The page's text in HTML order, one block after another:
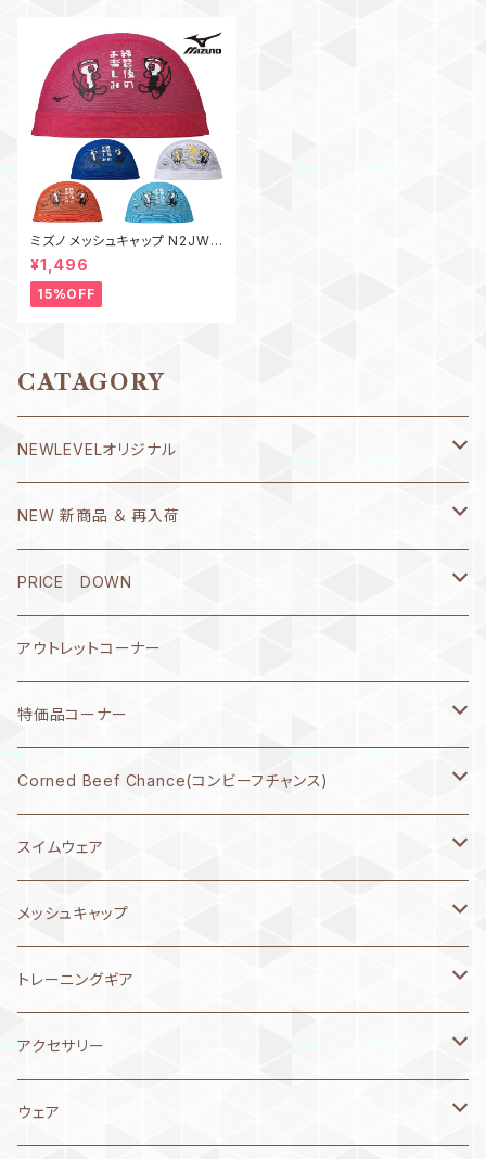
ミズノ メッシュキャップ N2JWD
509 かわうそ mizuno スイム
水泳 競泳 スイムキャップ
¥1,496
15%OFF
CATAGORY
NEWLEVELオリジナル
Ｔシャツ
書き心 春流・破留(ハル)シリーズ
REBORN(リヴォーン)
SHU matsukura
緑川マリナ
スーパーお父さん
NEW 新商品 ＆ 再入荷
8月1日～10日
7月21日～31日
7月11日～20日
7月1日～10日
6月21日～30日
6月11日～20日
6月1日～10日
5月21日～31日
5月11日～20日
PRICE DOWN
2026年5月
2026年4月
2026年3月
2026年2月
2025年12月
2025年11月
2025年10月
2025年9月
アウトレットコーナー
特価品コーナー
レディス水着
ガールズ水着
メンズ水着
ボーイズ水着
キャップ
メッシュキャップ
アクセサリー
Corned Beef Chance(コンビーフチャンス)
Tシャツ
原画
アウター（ジャケット、スウェット）
スイムウェア
メンズ 承認水着
MIZUNO ミズノ
arena アリーナ
ボーイズ 承認水着
MIZUNO ミズノ
arena アリーナ
レディス 承認水着
MIZUNO ミズノ
ガールズ 承認水着
メッシュキャップ
NEW LEVELオリジナル
MIZUNO ミズノ
arena アリーナ
トレーニングギア
パドル
パドル替えゴム
アクセサリー
ゴーグル
ウェア